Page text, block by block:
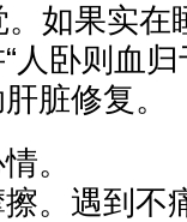
如果实在
人卧则血
脏修复。
。
。遇到不